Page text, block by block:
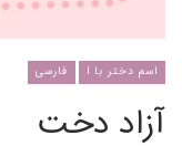
اسم دختر با ا فارسی
آزاد دخت